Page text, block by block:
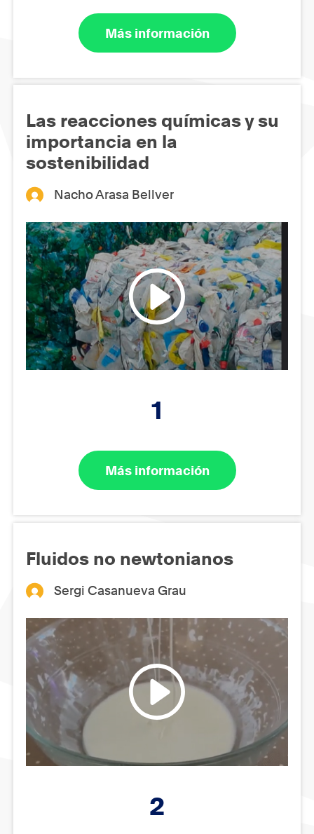
Más información
Las reacciones químicas y su
importancia en la
sostenibilidad
Nacho Arasa Bellver
1
Más información
Fluidos no newtonianos
Sergi Casanueva Grau
2